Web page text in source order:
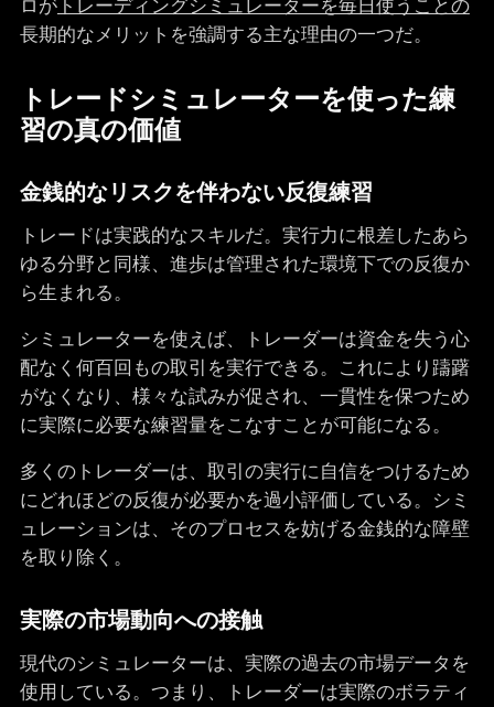
ロがトレーディングシミュレーターを毎日使うことの
長期的なメリットを強調する主な理由の一つだ。
トレードシミュレーターを使った練
習の真の価値
金銭的なリスクを伴わない反復練習
トレードは実践的なスキルだ。実行力に根差したあら
ゆる分野と同様、進歩は管理された環境下での反復か
ら生まれる。
シミュレーターを使えば、トレーダーは資金を失う心
配なく何百回もの取引を実行できる。これにより躊躇
がなくなり、様々な試みが促され、一貫性を保つため
に実際に必要な練習量をこなすことが可能になる。
多くのトレーダーは、取引の実行に自信をつけるため
にどれほどの反復が必要かを過小評価している。シミ
ュレーションは、そのプロセスを妨げる金銭的な障壁
を取り除く。
実際の市場動向への接触
現代のシミュレーターは、実際の過去の市場データを
使用している。つまり、トレーダーは実際のボラティ